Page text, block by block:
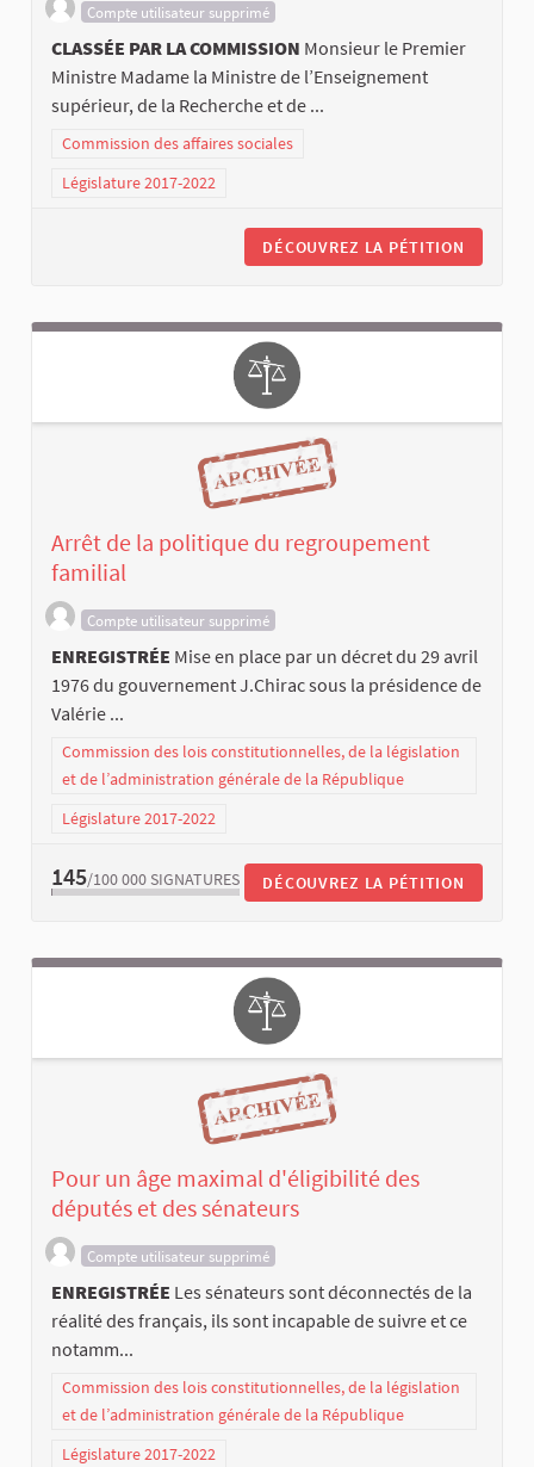
Compte utilisateur supprimé
CLASSÉE PAR LA COMMISSION Monsieur le Premier
Ministre Madame la Ministre de l’Enseignement
supérieur, de la Recherche et de ...
Commission des affaires sociales
Législature 2017-2022
DÉCOUVREZ LA PÉTITION
Arrêt de la politique du regroupement
familial
Compte utilisateur supprimé
ENREGISTRÉE Mise en place par un décret du 29 avril
1976 du gouvernement J.Chirac sous la présidence de
Valérie ...
Commission des lois constitutionnelles, de la législation
et de l’administration générale de la République
Législature 2017-2022
145/100 000 SIGNATURES DÉCOUVREZ LA PÉTITION
Pour un âge maximal d'éligibilité des
députés et des sénateurs
Compte utilisateur supprimé
ENREGISTRÉE Les sénateurs sont déconnectés de la
réalité des français, ils sont incapable de suivre et ce
notamm...
Commission des lois constitutionnelles, de la législation
et de l’administration générale de la République
Législature 2017-2022